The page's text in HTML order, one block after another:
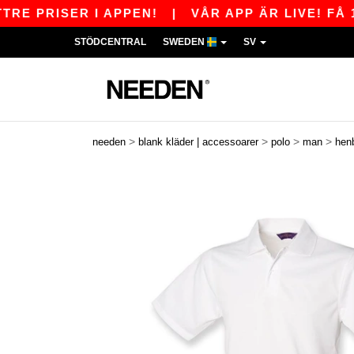
I APPEN!|VÅR APP ÄR LIVE! FÅ 110
STÖDCENTRAL SWEDEN SV
needen > blank kläder | accessoarer > polo > man >